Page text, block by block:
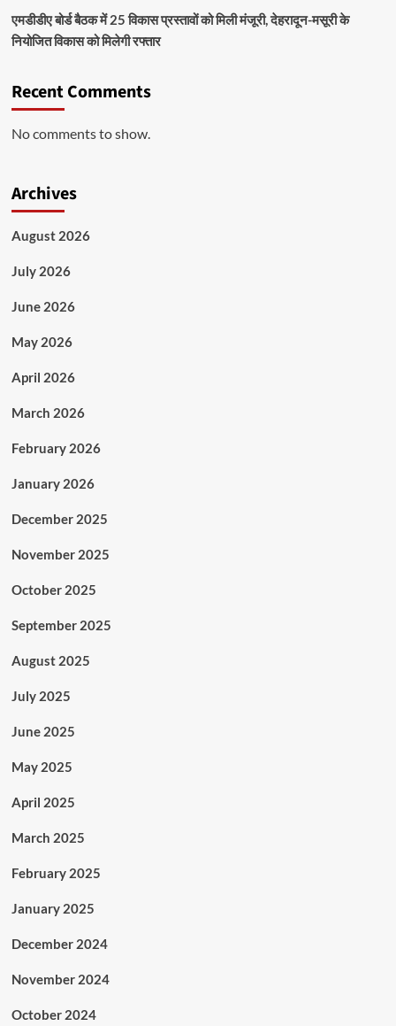
एमडीडीए बोर्ड बैठक में 25 विकास प्रस्तावों को मिली मंजूरी, देहरादून-मसूरी के
नियोजित विकास को मिलेगी रफ्तार
Recent Comments
No comments to show.
Archives
August 2026
July 2026
June 2026
May 2026
April 2026
March 2026
February 2026
January 2026
December 2025
November 2025
October 2025
September 2025
August 2025
July 2025
June 2025
May 2025
April 2025
March 2025
February 2025
January 2025
December 2024
November 2024
October 2024